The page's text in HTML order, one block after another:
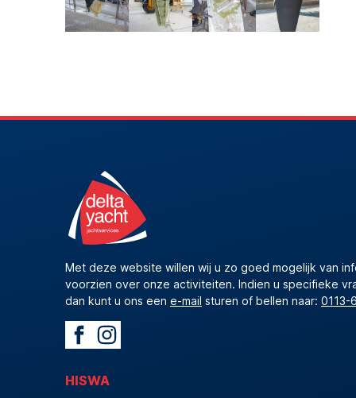
Met deze website willen wij u zo goed mogelijk van
voorzien over onze activiteiten. Indien u specifieke
dan kunt u ons een e-mail sturen of bellen naar: 0113-
HISWA